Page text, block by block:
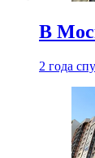
В
2 года